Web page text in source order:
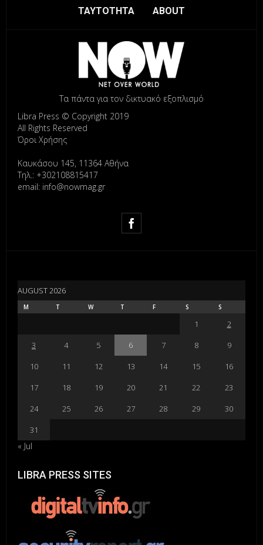
ΤΑΥΤΟΤΗΤΑ ABOUT
Τα πάντα για τον δικτυακό εξοπλισμό
Libra Press © Copyright 2019
All Rights Reserved
Όροι Χρήσης
Καυκάσου 145, 11364 Αθήνα
Τηλ.: +302108815417
email: info@nowmag.gr
AUGUST 2026
M T W T F S S
1
2
3
4 5 6 7 8
9
10
11 12 13 14 15
16
17
18 19 20 21 22
23
24
25 26 27 28 29
30
31
« Jul
LIBRA PRESS SITES